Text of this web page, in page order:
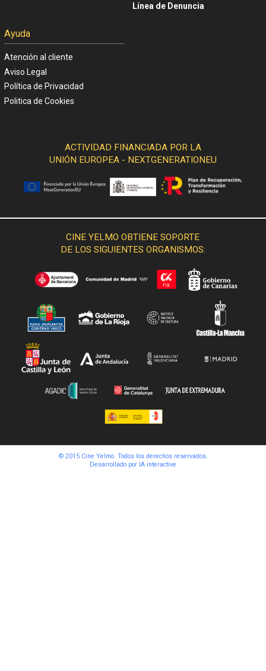
Línea de Denuncia
Ayuda
Atención al cliente
Aviso Legal
Política de Privacidad
Politica de Cookies
ACTIVIDAD FINANCIADA POR LA
UNIÓN EUROPEA - NEXTGENERATIONEU
CINE YELMO OBTIENE SOPORTE
DE LOS SIGUIENTES ORGANISMOS:
© 2015 Cine Yelmo. Todos los derechos reservados.
Desarrollado por IA interactive